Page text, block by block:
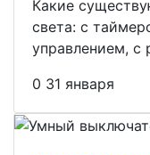
Какие
света: с
управлением, с
0 31 января